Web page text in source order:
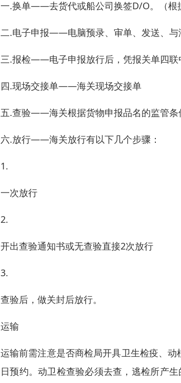
一.换单——去货代或船公司换签D/O。（根
二.电子申报——电脑预录、审单、发送、与
三.报检——电子申报放行后，凭报关单四联
四.现场交接单——海关现场交接单
五.查验——海关根据货物申报品名的监管条
六.放行——海关放行有以下几个步骤：
1.
一次放行
2.
开出查验通知书或无查验直接2次放行
3.
查验后，做关封后放行。
运输
运输前需注意是否商检局开具卫生检疫、
日预约。动卫检查验必须去查，逃检所产